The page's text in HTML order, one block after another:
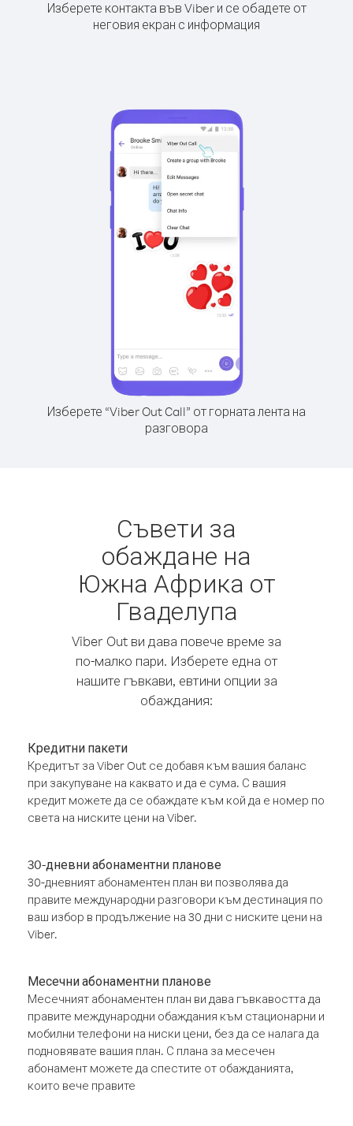
Изберете контакта във Viber и се обадете от
неговия екран с информация
Изберете “Viber Out Call” от горната лента на
разговора
Съвети за
обаждане на
Южна Африка от
Гваделупа
Viber Out ви дава повече време за
по-малко пари. Изберете една от
нашите гъвкави, евтини опции за
обаждания:
Кредитни пакети
Кредитът за Viber Out се добавя към вашия баланс
при закупуване на каквато и да е сума. С вашия
кредит можете да се обаждате към кой да е номер по
света на ниските цени на Viber.
30-дневни абонаментни планове
30-дневният абонаментен план ви позволява да
правите международни разговори към дестинация по
ваш избор в продължение на 30 дни с ниските цени на
Viber.
Месечни абонаментни планове
Месечният абонаментен план ви дава гъвкавостта да
правите международни обаждания към стационарни и
мобилни телефони на ниски цени, без да се налага да
подновявате вашия план. С плана за месечен
абонамент можете да спестите от обажданията,
които вече правите